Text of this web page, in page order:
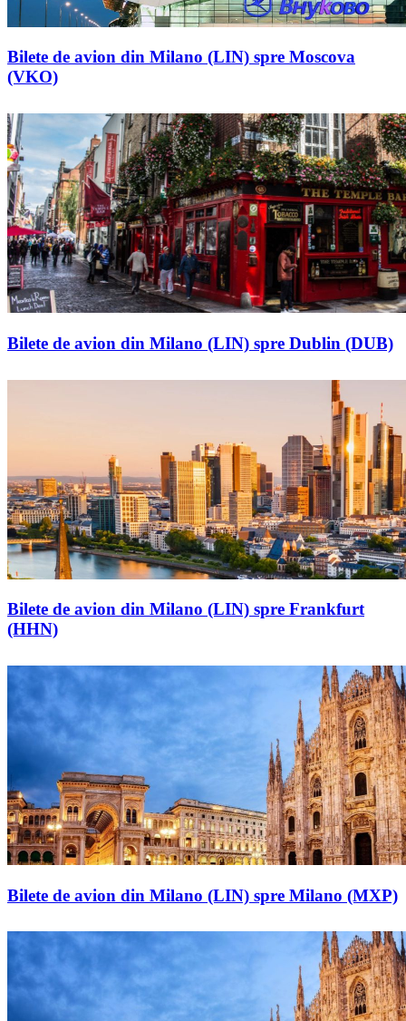
Bilete de avion din Milano (LIN) spre Moscova
(VKO)
Bilete de avion din Milano (LIN) spre Dublin (DUB)
Bilete de avion din Milano (LIN) spre Frankfurt
(HHN)
Bilete de avion din Milano (LIN) spre Milano (MXP)